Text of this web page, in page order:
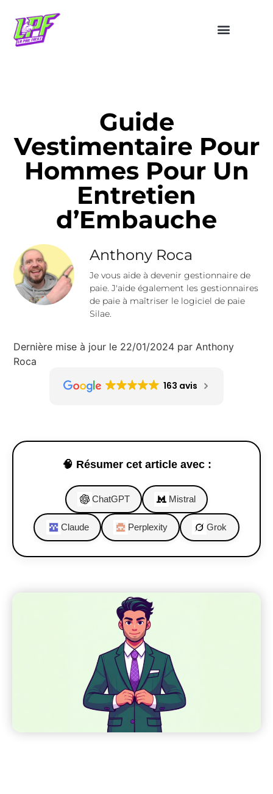
Guide
Vestimentaire Pour
Hommes Pour Un
Entretien
d’Embauche
Anthony Roca
Je vous aide à devenir gestionnaire de
paie. J'aide également les gestionnaires
de paie à maîtriser le logiciel de paie
Silae.
Dernière mise à jour le 22/01/2024 par Anthony
Roca
163 avis
🧠 Résumer cet article avec :
ChatGPT Mistral
Claude Perplexity Grok